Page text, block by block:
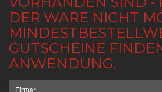
DER WARE NICHT
GUTSCHEINE
ANWENDUNG.